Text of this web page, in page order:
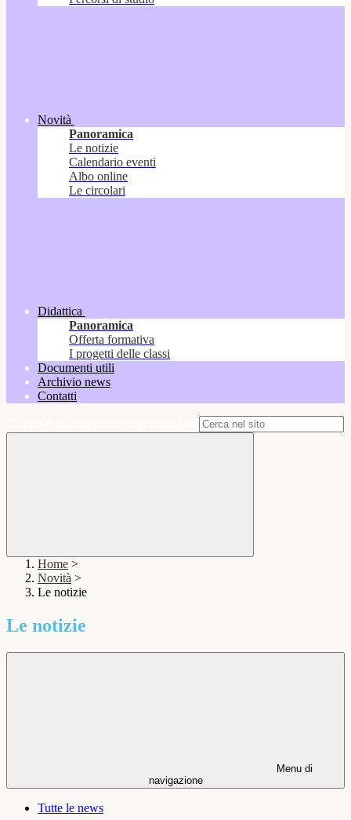
Novità
Panoramica
Le notizie
Calendario eventi
Albo online
Le circolari
Didattica
Panoramica
Offerta formativa
I progetti delle classi
Documenti utili
Archivio news
Contatti
Home >
Novità >
Le notizie
Le notizie
Menu di
navigazione
Tutte le news